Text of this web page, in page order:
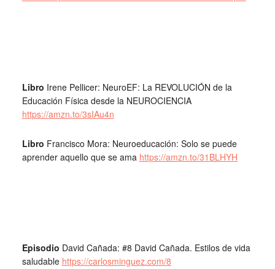
Libro Irene Pellicer: NeuroEF: La REVOLUCIÓN de la
Educación Física desde la NEUROCIENCIA
https://amzn.to/3sIAu4n
Libro Francisco Mora: Neuroeducación: Solo se puede
aprender aquello que se ama https://amzn.to/31BLHYH
Episodio David Cañada: #8 David Cañada. Estilos de vida
saludable https://carlosminguez.com/8